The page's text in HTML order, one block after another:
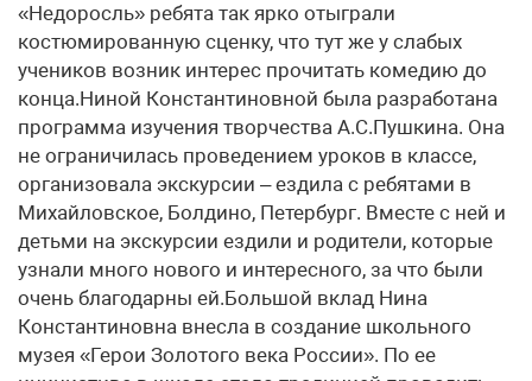
«Недоросль» ребята так ярко отыграли
костюмированную сценку, что тут же у слабых
учеников возник интерес прочитать комедию до
конца.Ниной Константиновной была разработана
программа изучения творчества А.С.Пушкина. Она
не ограничилась проведением уроков в классе,
организовала экскурсии – ездила с ребятами в
Михайловское, Болдино, Петербург. Вместе с ней и
детьми на экскурсии ездили и родители, которые
узнали много нового и интересного, за что были
очень благодарны ей.Большой вклад Нина
Константиновна внесла в создание школьного
музея «Герои Золотого века России». По ее